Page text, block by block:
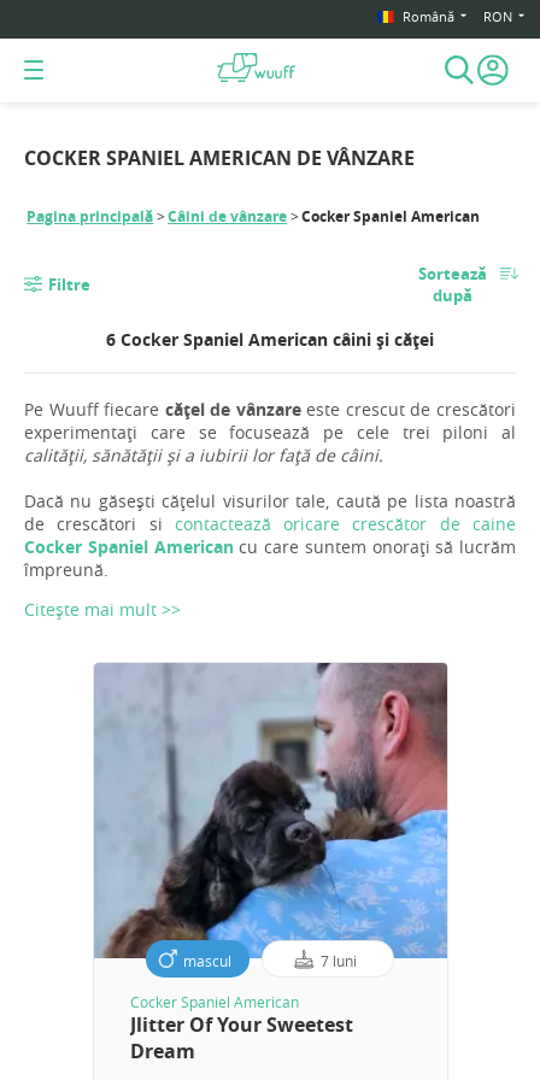
Română RON
COCKER SPANIEL AMERICAN DE VÂNZARE
Pagina principală Câini de vânzare Cocker Spaniel American
Filtre
Sortează
după
6 Cocker Spaniel American câini și căței
Pe Wuuff fiecare cățel de vânzareeste crescut de crescători
experimentați care se focusează pe cele trei piloni al
calității, sănătății și a iubirii lor față de câini.
Dacă nu găsești cățelul visurilor tale, caută pe lista noastră
de crescători si contactează oricare crescător de caine
Cocker Spaniel Americancu care suntem onorați să lucrăm
împreună.
Citește mai mult >>
mascul 7 luni
Cocker Spaniel American
Jlitter Of Your Sweetest
Dream